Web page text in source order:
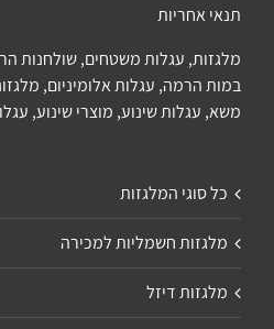
תנאי אחריות
מלגזות, עגלות משטחים, שולחנות
במות הרמה, עגלות אלומיניום,
משא, עגלות שינוע, מוצרי שינוע,
כל סוגי המלגזות
מלגזות חשמליות למכירה
מלגזות דיזל